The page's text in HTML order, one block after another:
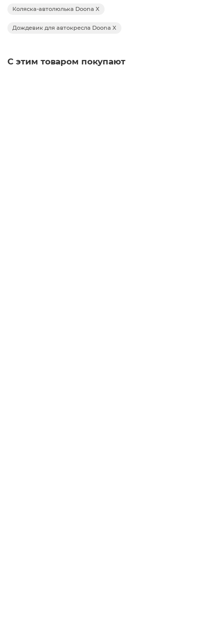
Коляска-автолюлька Doona X
Дождевик для автокресла Doona X
С этим товаром покупают